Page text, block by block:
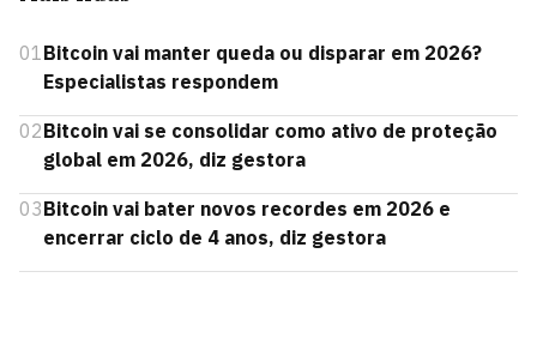
01Bitcoin vai manter queda ou disparar em 2026?
Especialistas respondem
02Bitcoin vai se consolidar como ativo de proteção
global em 2026, diz gestora
03Bitcoin vai bater novos recordes em 2026 e
encerrar ciclo de 4 anos, diz gestora